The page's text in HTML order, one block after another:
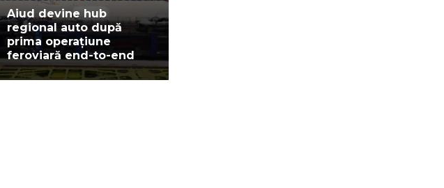
Aiud devine hub
regional auto după
prima operațiune
feroviară end-to-end